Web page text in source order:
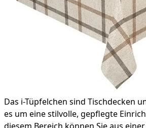
Das i-Tüpfelchen sind Tischdecken
es um eine stilvolle, gepflegte